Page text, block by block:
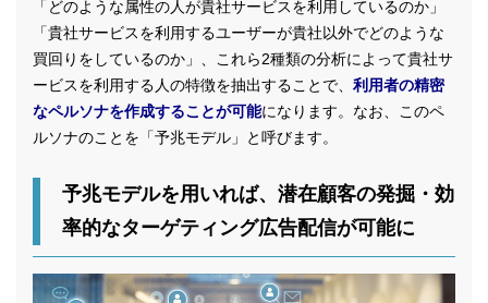
「どのような属性の人が貴社サービスを利用しているのか」
「貴社サービスを利用するユーザーが貴社以外でどのような
買回りをしているのか」、これら2種類の分析によって貴社サ
ービスを利用する人の特徴を抽出することで、 利用者の精密
なペルソナを作成することが可能になります。なお、このペ
ルソナのことを「予兆モデル」と呼びます。
予兆モデルを用いれば、潜在顧客の発掘・効
率的なターゲティング広告配信が可能に